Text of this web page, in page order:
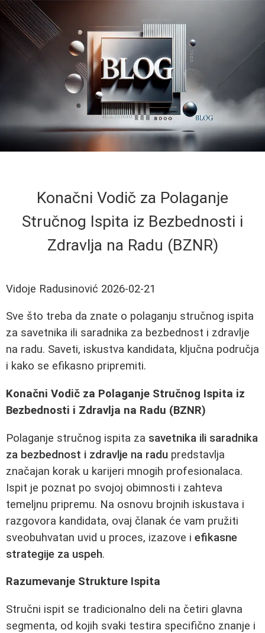
Konačni Vodič za Polaganje
Stručnog Ispita iz Bezbednosti i
Zdravlja na Radu (BZNR)
Vidoje Radusinović 2026-02-21
Sve što treba da znate o polaganju stručnog ispita
za savetnika ili saradnika za bezbednost i zdravlje
na radu. Saveti, iskustva kandidata, ključna područja
i kako se efikasno pripremiti.
Konačni Vodič za Polaganje Stručnog Ispita iz
Bezbednosti i Zdravlja na Radu (BZNR)
Polaganje stručnog ispita za savetnika ili saradnika
za bezbednost i zdravlje na radu predstavlja
značajan korak u karijeri mnogih profesionalaca.
Ispit je poznat po svojoj obimnosti i zahteva
temeljnu pripremu. Na osnovu brojnih iskustava i
razgovora kandidata, ovaj članak će vam pružiti
sveobuhvatan uvid u proces, izazove i efikasne
strategije za uspeh.
Razumevanje Strukture Ispita
Stručni ispit se tradicionalno deli na četiri glavna
segmenta, od kojih svaki testira specifično znanje i